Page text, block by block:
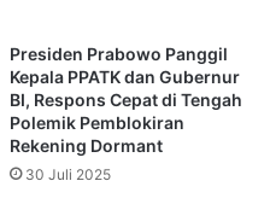
kawasan Indo-Pasifik,
dinamika geopolitik global.
juga mengangkat
dalam konteks hubungan
tetangga.
Presiden Prabowo Panggil
Kepala PPATK dan Gubernur
BI, Respons Cepat di Tengah
Polemik Pemblokiran
Rekening Dormant
30 Juli 2025